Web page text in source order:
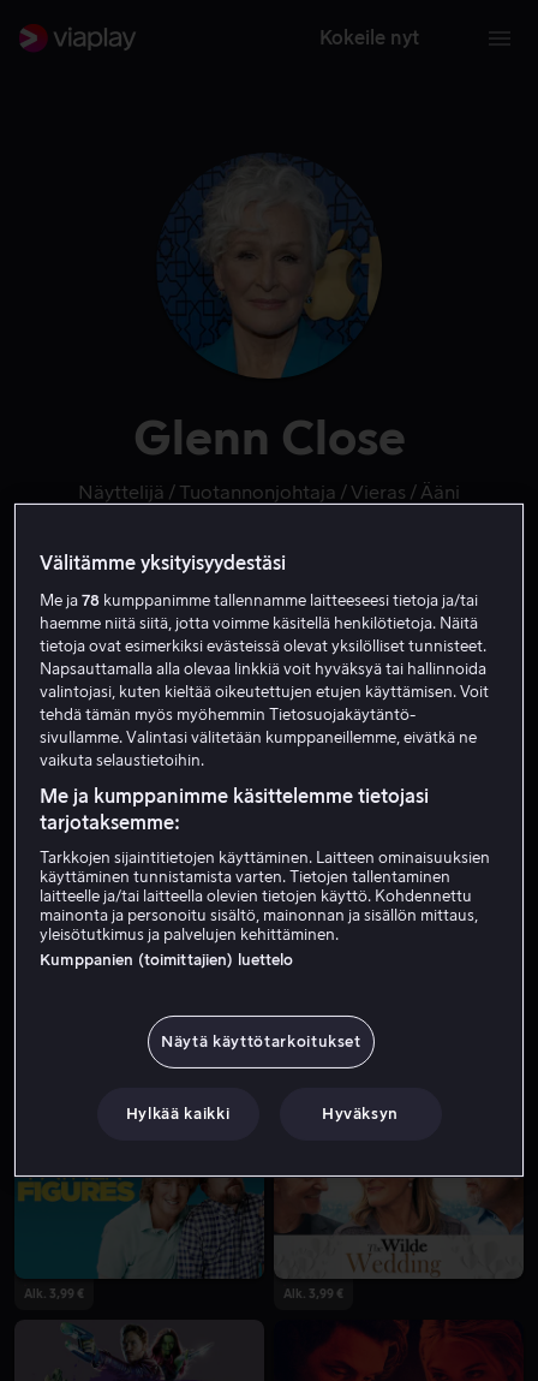
Kokeile nyt
Glenn Close
Näyttelijä Tuotannonjohtaja Vieras Ääni
Alk. 3,99 €
Alk. 3,99 € Alk. 4,99 €
Alk. 3,99 €
Alk. 3,99 € Alk. 3,99 €
Välitämme yksityisyydestäsi
Me ja78 kumppanimme tallennamme laitteeseesi tietoja ja/tai
haemme niitä siitä, jotta voimme käsitellä henkilötietoja. Näitä
tietoja ovat esimerkiksi evästeissä olevat yksilölliset tunnisteet.
Napsauttamalla alla olevaa linkkiä voit hyväksyä tai hallinnoida
valintojasi, kuten kieltää oikeutettujen etujen käyttämisen. Voit
tehdä tämän myös myöhemmin Tietosuojakäytäntö-
sivullamme. Valintasi välitetään kumppaneillemme, eivätkä ne
vaikuta selaustietoihin.
Me ja kumppanimme käsittelemme tietojasi
tarjotaksemme:
Tarkkojen sijaintitietojen käyttäminen. Laitteen ominaisuuksien
käyttäminen tunnistamista varten. Tietojen tallentaminen
laitteelle ja/tai laitteella olevien tietojen käyttö. Kohdennettu
mainonta ja personoitu sisältö, mainonnan ja sisällön mittaus,
yleisötutkimus ja palvelujen kehittäminen.
Kumppanien (toimittajien) luettelo
Näytä käyttötarkoitukset
Hylkää kaikki Hyväksyn